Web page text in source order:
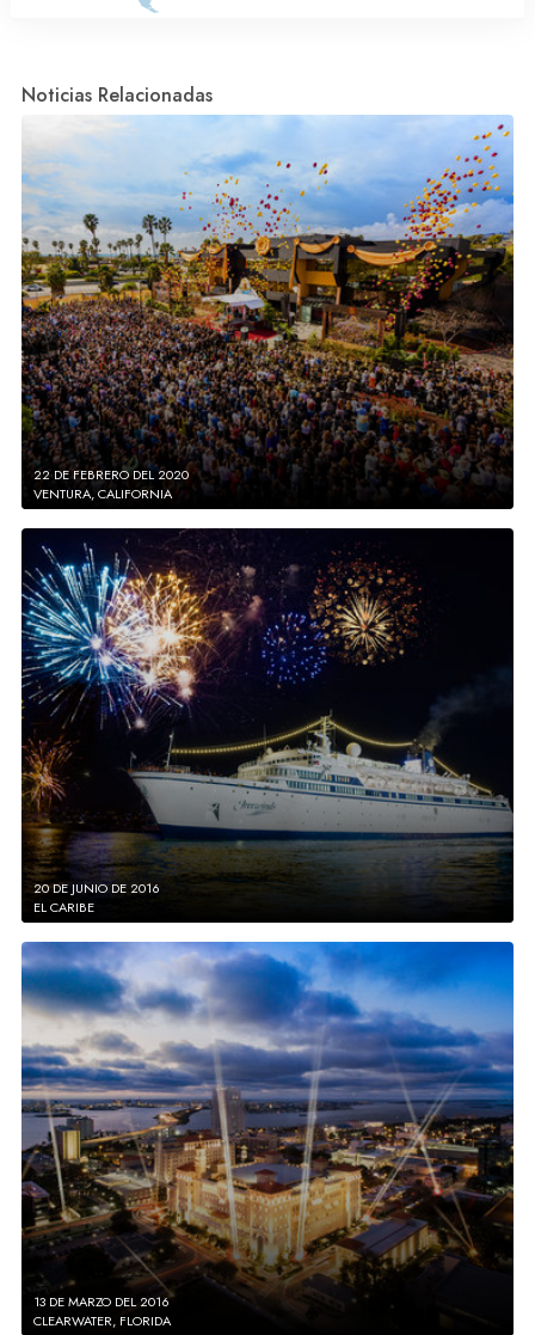
Noticias Relacionadas
22 DE FEBRERO DEL 2020
VENTURA, CALIFORNIA
20 DE JUNIO DE 2016
EL CARIBE
13 DE MARZO DEL 2016
CLEARWATER, FLORIDA